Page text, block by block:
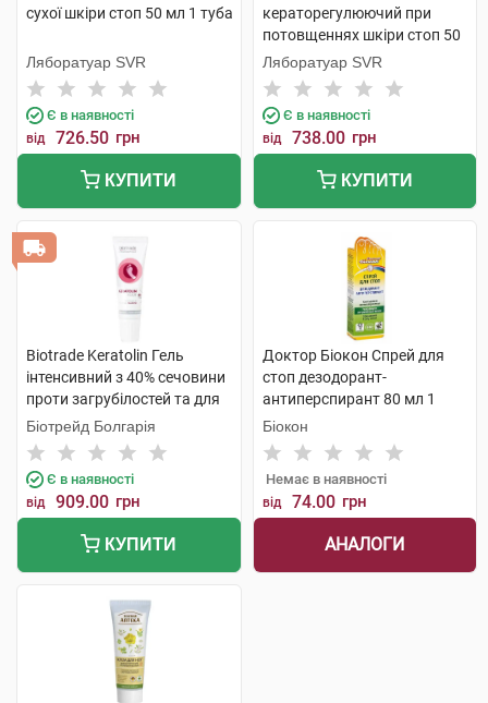
сухої шкіри стоп 50 мл 1 туба
Ляборатуар SVR
Є в наявності
від 726.50 грн
КУПИТИ
кераторегулюючий при
потовщеннях шкіри стоп 50
мл 1 туба
Ляборатуар SVR
Є в наявності
від 738.00 грн
КУПИТИ
Biotrade Keratolin Гель
інтенсивний з 40% сечовини
проти загрубілостей та для
догляду за нігтями 15 мл 1
туба
Біотрейд Болгарія
Є в наявності
від 909.00 грн
КУПИТИ
Доктор Біокон Спрей для
стоп дезодорант-
антиперспирант 80 мл 1
флакон
Біокон
Немає в наявності
від 74.00 грн
АНАЛОГИ